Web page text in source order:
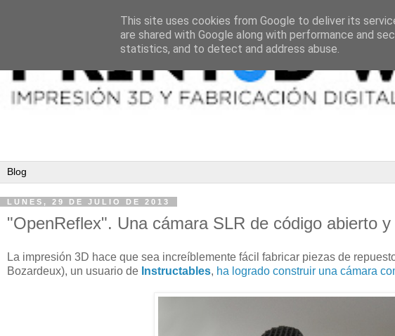
LUNES, 29 DE JULIO DE 2013
"OpenReflex". Una cámara SLR de código abierto
La impresión 3D hace que sea increíblemente fácil fabricar piezas de
Bozardeux), un usuario de Instructables, ha logrado construir una cámara
This site uses cookies from Google to deliver its
are shared with Google along with performance and
statistics, and to detect and address abuse.